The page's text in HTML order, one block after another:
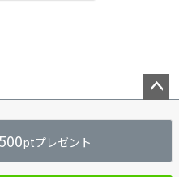
へ
500ptプレゼント